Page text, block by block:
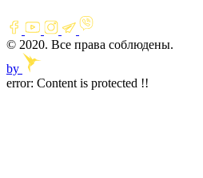
© 2020. Все права соблюдены.
by
error: Content is protected !!